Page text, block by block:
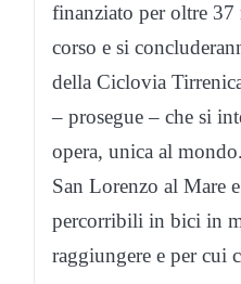
finanziato per oltre
corso e si
della Ciclovia
– prosegue – che si
opera, unica al
San Lorenzo al Mare
percorribili in bici in
raggiungere e per cui